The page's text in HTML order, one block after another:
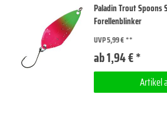
Paladin Trout
Forellenblinker
UVP 5,99 €
ab 1,94 € *
Artikel